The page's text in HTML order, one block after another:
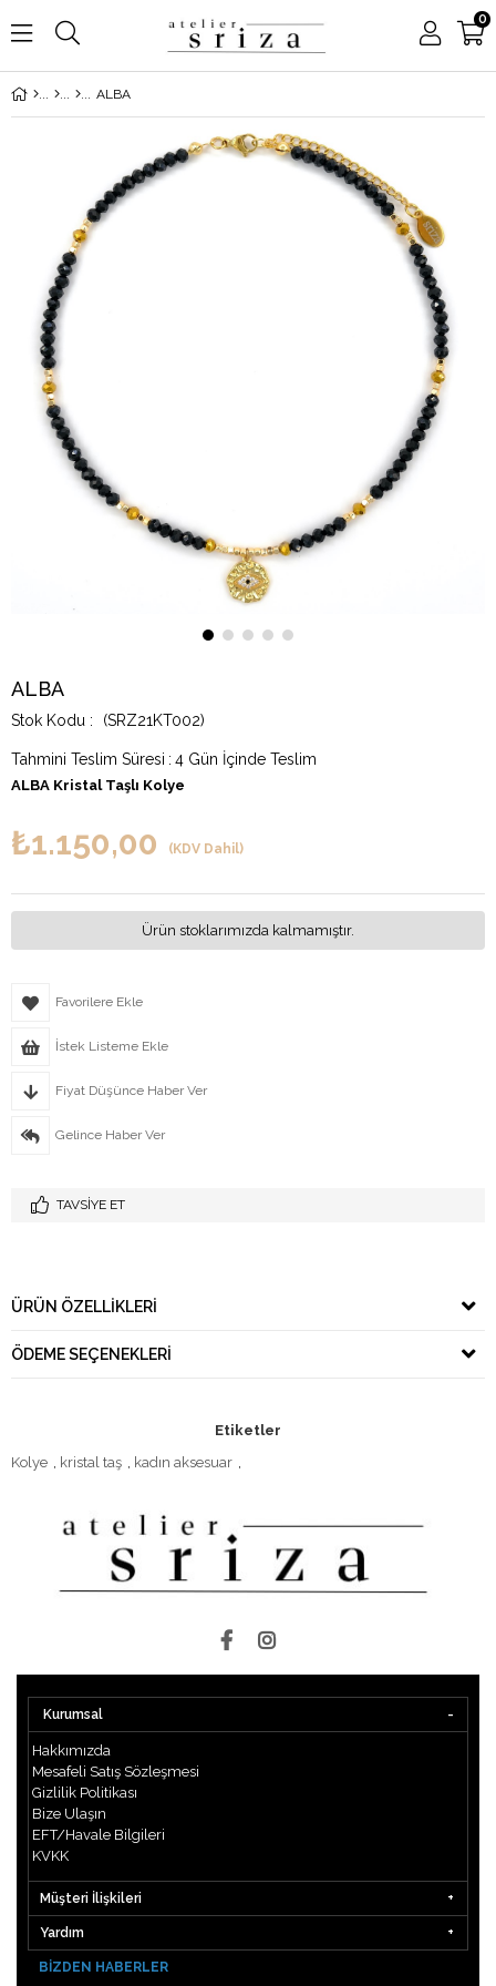
0
ALBA
ALBA
(SRZ21KT002)
Tahmini Teslim Süresi : 4 Gün İçinde Teslim
ALBA Kristal Taşlı Kolye
₺1.150,00 (KDV Dahil)
Ürün stoklarımızda kalmamıştır.
Favorilere Ekle
İstek Listeme Ekle
Fiyat Düşünce Haber Ver
Gelince Haber Ver
TAVSIYE ET
ÜRÜN ÖZELLIKLERI
ÖDEME SEÇENEKLERI
Etiketler
Kolye , kristal taş , kadın aksesuar ,
Kurumsal
Hakkımızda
Mesafeli Satış Sözleşmesi
Gizlilik Politikası
Bize Ulaşın
EFT/Havale Bilgileri
KVKK
Müşteri İlişkileri
Yardım
BIZDEN HABERLER